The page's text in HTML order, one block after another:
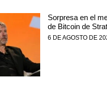
Sorpresa en el
de Bitcoin de
6 DE AGOSTO DE